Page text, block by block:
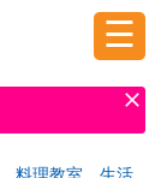
☰
料理教室
生活